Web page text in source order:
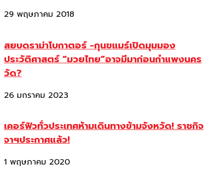
29 พฤษภาคม 2018
สยบดราม่าโบกาตอร์ -กุนขแมร์เปิดมุมมอง
ประวัติศาสตร์ “มวยไทย”อาจมีมาก่อนกำแพงนคร
วัด?
26 มกราคม 2023
เคอร์ฟิวทั่วประเทศห้ามเดินทางข้ามจังหวัด! ราชกิจ
จาฯประกาศแล้ว!
1 พฤษภาคม 2020